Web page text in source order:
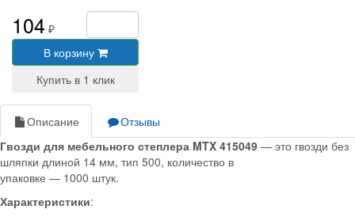
104 ₽
В корзину
Описание
Отзывы
Гвозди для мебельного степлера MTX 415049 — это гвозди без
шляпки длиной 14 мм, тип 500, количество в
упаковке — 1000 штук.
Характеристики: